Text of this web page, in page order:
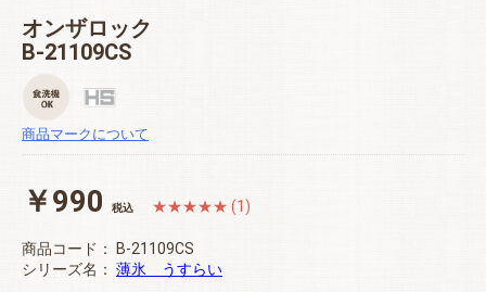
オンザロック
B-21109CS
商品マークについて
￥990 税込 ★★★★★ (1)
商品コード：
B-21109CS
シリーズ名： 薄氷 うすらい